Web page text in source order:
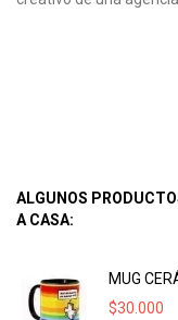
ALGUNOS
A CASA:
MUG
$30.000